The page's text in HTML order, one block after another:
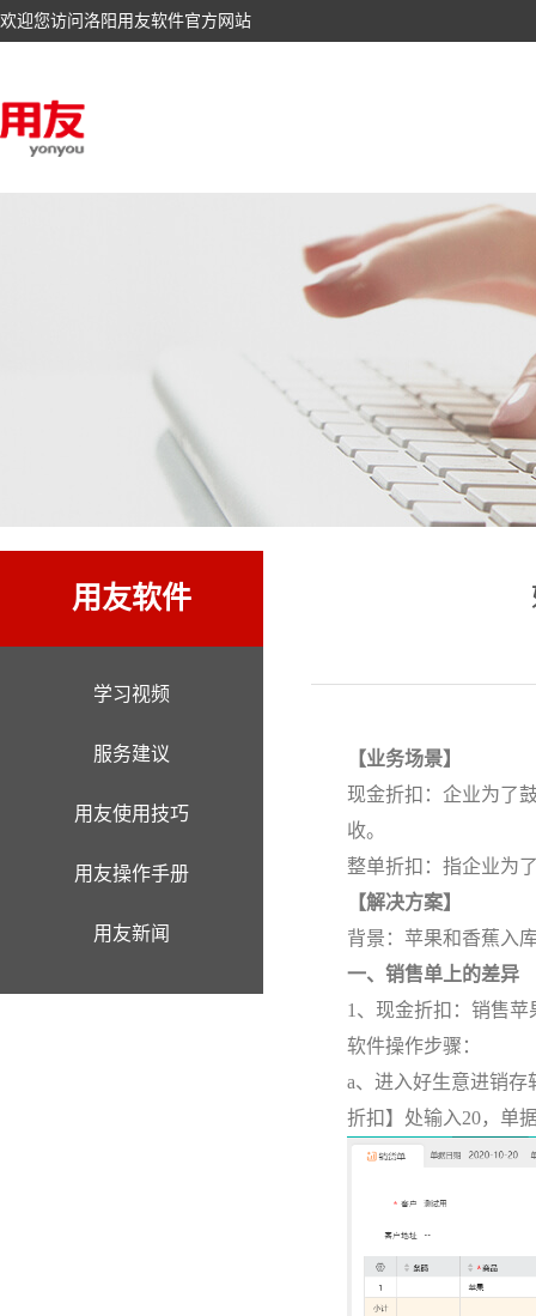
欢迎您访问洛阳用友软件官方网站
用友软件
学习视频
服务建议
用友使用技巧
用友操作手册
用友新闻
【业务场景】
现金折扣：企业为了
收。
整单折扣：指企业为
【解决方案】
背景：苹果和香蕉入
一、销售单上的差异
1、现金折扣：销售
软件操作步骤：
a、进入好生意进销
折扣】处输入20，单